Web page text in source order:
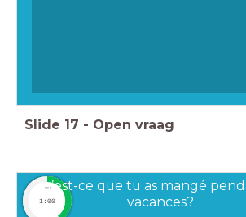
Slide 17 - Open vraag
Qu’est-ce que tu as mangé
vacances?
timer
1:00